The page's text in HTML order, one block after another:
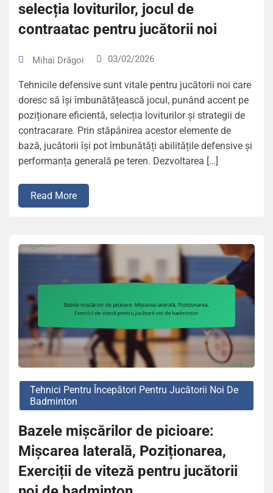
selecția loviturilor, jocul de
contraatac pentru jucătorii noi
Mihai Drăgoi 03/02/2026
Tehnicile defensive sunt vitale pentru jucătorii noi care
doresc să își îmbunătățească jocul, punând accent pe
poziționare eficientă, selecția loviturilor și strategii de
contracarare. Prin stăpânirea acestor elemente de
bază, jucătorii își pot îmbunătăți abilitățile defensive și
performanța generală pe teren. Dezvoltarea […]
Read More
Tehnici Pentru Începători Pentru Jucătorii Noi De
Badminton
Bazele mișcărilor de picioare:
Mișcarea laterală, Poziționarea,
Exerciții de viteză pentru jucătorii